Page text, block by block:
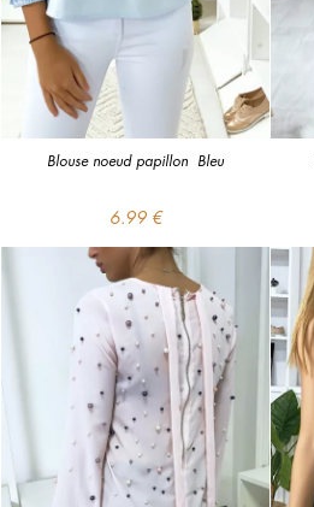
Blouse noeud papillon  Bleu
6.99 €